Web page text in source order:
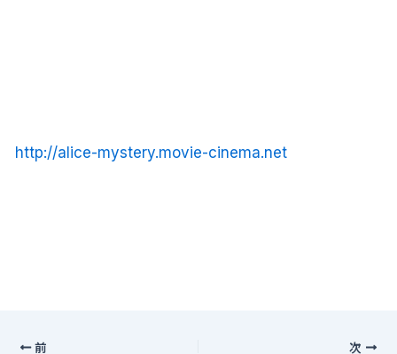
http://alice-mystery.movie-cinema.net
前 次